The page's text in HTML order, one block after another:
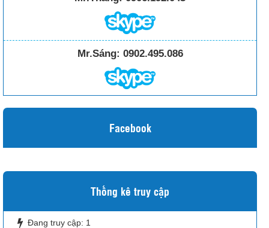
Mr.Sáng: 0902.495.086
Facebook
Thống kê truy cập
Đang truy cập: 1